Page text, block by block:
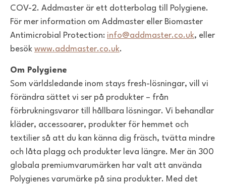
COV-2. Addmaster är ett dotterbolag till Polygiene.
För mer information om Addmaster eller Biomaster
Antimicrobial Protection: info@addmaster.co.uk, eller
besök www.addmaster.co.uk.
Om Polygiene
Som världsledande inom stays fresh-lösningar, vill vi
förändra sättet vi ser på produkter – från
förbrukningsvaror till hållbara lösningar. Vi behandlar
kläder, accessoarer, produkter för hemmet och
textilier så att du kan känna dig fräsch, tvätta mindre
och låta plagg och produkter leva längre. Mer än 300
globala premiumvarumärken har valt att använda
Polygienes varumärke på sina produkter. Med det